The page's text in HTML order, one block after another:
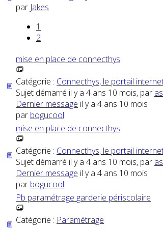
par Jakes
1
2
mise en place de connecthys
Catégorie : Connecthys, le portail
Sujet démarré il y a 4 ans 10 mois, par
Dernier message il y a 4 ans 10 mois
par bogucool
mise en place de connecthys
Catégorie : Connecthys, le portail
Sujet démarré il y a 4 ans 10 mois, par
Dernier message il y a 4 ans 10 mois
par bogucool
Pb paramétrage garderie périscolaire
Catégorie : Paramétrage